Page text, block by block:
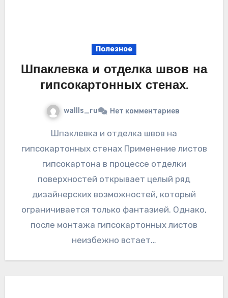
Полезное
Шпаклевка и отделка швов на
гипсокартонных стенах.
wallls_ru Нет комментариев
Шпаклевка и отделка швов на
гипсокартонных стенах Применение листов
гипсокартона в процессе отделки
поверхностей открывает целый ряд
дизайнерских возможностей, который
ограничивается только фантазией. Однако,
после монтажа гипсокартонных листов
неизбежно встает…